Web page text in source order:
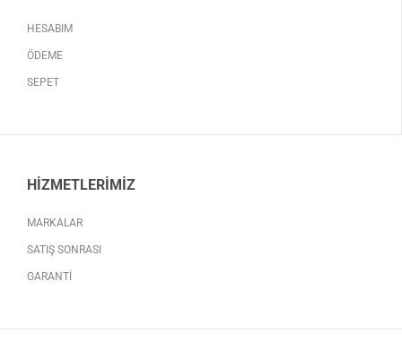
HESABIM
ÖDEME
SEPET
HIZMETLERIMIZ
MARKALAR
SATIŞ SONRASI
GARANTI